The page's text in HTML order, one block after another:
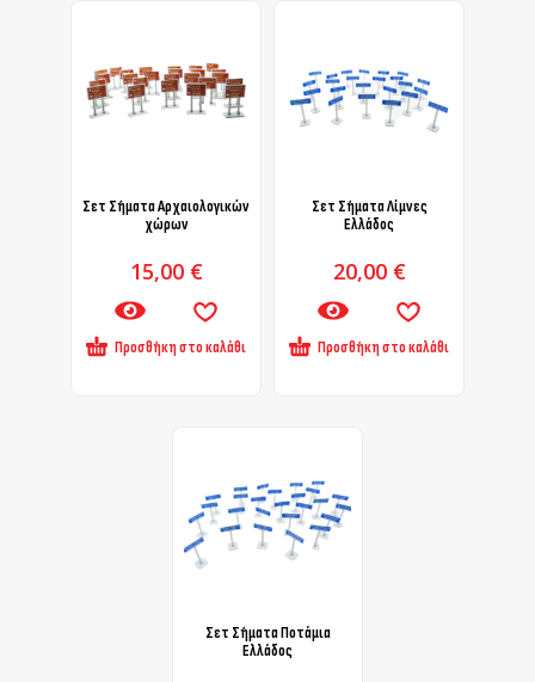
Σετ Σήματα Αρχαιολογικών
χώρων
15,00 €
Προσθήκη στο καλάθι
Σετ Σήματα Λίμνες
Ελλάδος
20,00 €
Προσθήκη στο καλάθι
Σετ Σήματα Ποτάμια
Ελλάδος